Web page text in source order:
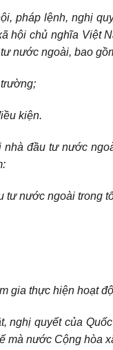
pháp lệnh, nghị
hội chủ nghĩa Việt
nước ngoài, bao
kiện.
đầu tư nước
tư nước ngoài trong
gia thực hiện hoạt
nghị quyết của
mà nước Cộng hòa